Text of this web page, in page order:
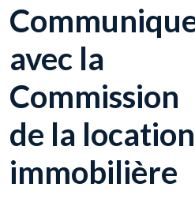
avec la
Commission
de la location
immobilière